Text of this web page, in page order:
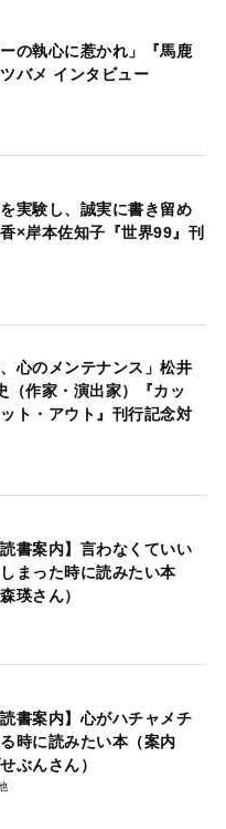
ーの執心に惹かれ」『馬鹿
バメ インタビュー
を実験し、誠実に書き留め
×岸本佐知子『世界99』刊
、心のメンテナンス」松井
（作家・演出家）『カッ
ト・アウト』刊行記念対
読書案内】言わなくていい
まった時に読みたい本
瑛さん）
読書案内】心がハチャメチ
時に読みたい本（案内
ぶんさん）